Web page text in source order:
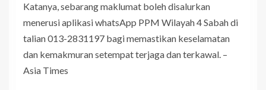
Katanya, sebarang maklumat boleh disalurkan
menerusi aplikasi whatsApp PPM Wilayah 4 Sabah di
talian 013-2831197 bagi memastikan keselamatan
dan kemakmuran setempat terjaga dan terkawal. –
Asia Times